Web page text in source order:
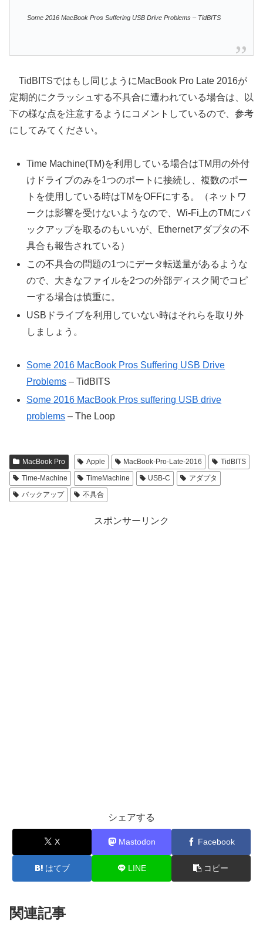
Some 2016 MacBook Pros Suffering USB Drive Problems – TidBITS
TidBITSではもし同じようにMacBook Pro Late 2016が
定期的にクラッシュする不具合に遭われている場合は、以
下の様な点を注意するようにコメントしているので、参考
にしてみてください。
Time Machine(TM)を利用している場合はTM用の外付
けドライブのみを1つのポートに接続し、複数のポー
トを使用している時はTMをOFFにする。（ネットワ
ークは影響を受けないようなので、Wi-Fi上のTMにバ
ックアップを取るのもいいが、Ethernetアダプタの不
具合も報告されている）
この不具合の問題の1つにデータ転送量があるような
ので、大きなファイルを2つの外部ディスク間でコピ
ーする場合は慎重に。
USBドライブを利用していない時はそれらを取り外
しましょう。
Some 2016 MacBook Pros Suffering USB Drive
Problems – TidBITS
Some 2016 MacBook Pros suffering USB drive
problems – The Loop
MacBook Pro Apple MacBook-Pro-Late-2016
TidBITS
Time-Machine
TimeMachine USB-C
アダプタ
バックアップ
不具合
スポンサーリンク
シェアする
X Mastodon Facebook
はてブ LINE コピー
関連記事